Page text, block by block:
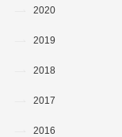
2020
2019
2018
2017
2016